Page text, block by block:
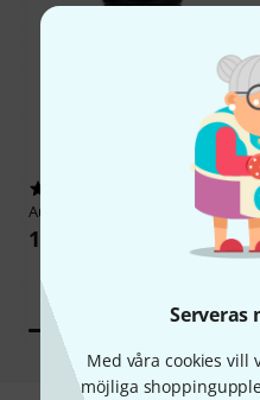
Serveras
Med våra cookies vill
möjliga
Audix
1 899 kr